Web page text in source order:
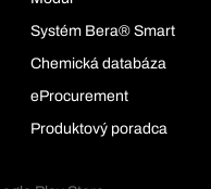
Systém Bera® Smart
Chemická databáza
eProcurement
Produktový poradca